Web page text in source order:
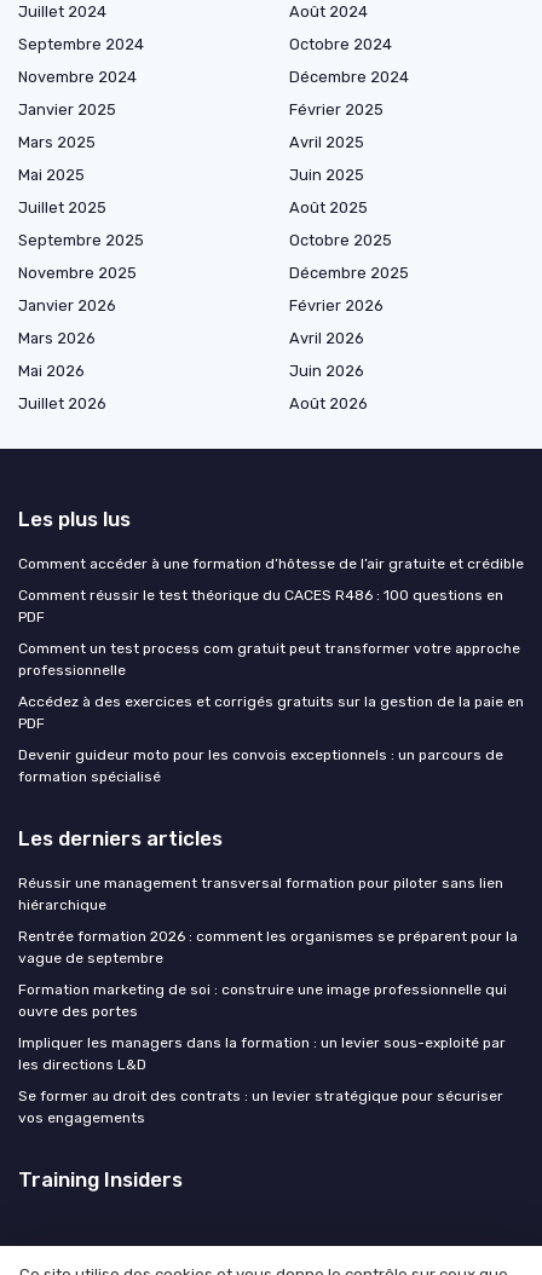
Juillet 2024
Août 2024
Septembre 2024
Octobre 2024
Novembre 2024
Décembre 2024
Janvier 2025
Février 2025
Mars 2025
Avril 2025
Mai 2025
Juin 2025
Juillet 2025
Août 2025
Septembre 2025
Octobre 2025
Novembre 2025
Décembre 2025
Janvier 2026
Février 2026
Mars 2026
Avril 2026
Mai 2026
Juin 2026
Juillet 2026
Août 2026
Les plus lus
Comment accéder à une formation d’hôtesse de l’air gratuite et crédible
Comment réussir le test théorique du CACES R486 : 100 questions en
PDF
Comment un test process com gratuit peut transformer votre approche
professionnelle
Accédez à des exercices et corrigés gratuits sur la gestion de la paie en
PDF
Devenir guideur moto pour les convois exceptionnels : un parcours de
formation spécialisé
Les derniers articles
Réussir une management transversal formation pour piloter sans lien
hiérarchique
Rentrée formation 2026 : comment les organismes se préparent pour la
vague de septembre
Formation marketing de soi : construire une image professionnelle qui
ouvre des portes
Impliquer les managers dans la formation : un levier sous-exploité par
les directions L&D
Se former au droit des contrats : un levier stratégique pour sécuriser
vos engagements
Training Insiders